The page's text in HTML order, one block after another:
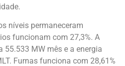
níveis permaneceram
funcionam com 27,3%. A
55.533 MW mês e a energia
Furnas funciona com 28,61%